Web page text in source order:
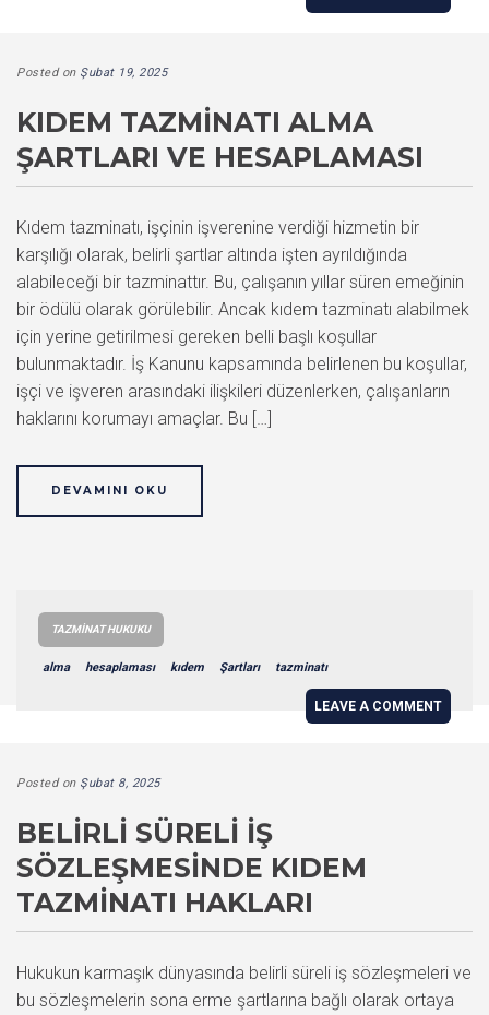
Posted on Şubat 19, 2025
KIDEM TAZMINATI ALMA
ŞARTLARI VE HESAPLAMASI
Kıdem tazminatı, işçinin işverenine verdiği hizmetin bir
karşılığı olarak, belirli şartlar altında işten ayrıldığında
alabileceği bir tazminattır. Bu, çalışanın yıllar süren emeğinin
bir ödülü olarak görülebilir. Ancak kıdem tazminatı alabilmek
için yerine getirilmesi gereken belli başlı koşullar
bulunmaktadır. İş Kanunu kapsamında belirlenen bu koşullar,
işçi ve işveren arasındaki ilişkileri düzenlerken, çalışanların
haklarını korumayı amaçlar. Bu […]
DEVAMINI OKU
TAZMINAT HUKUKU
alma hesaplaması kıdem Şartları tazminatı
LEAVE A COMMENT
Posted on Şubat 8, 2025
BELIRLI SÜRELI İŞ
SÖZLEŞMESINDE KIDEM
TAZMINATI HAKLARI
Hukukun karmaşık dünyasında belirli süreli iş sözleşmeleri ve
bu sözleşmelerin sona erme şartlarına bağlı olarak ortaya